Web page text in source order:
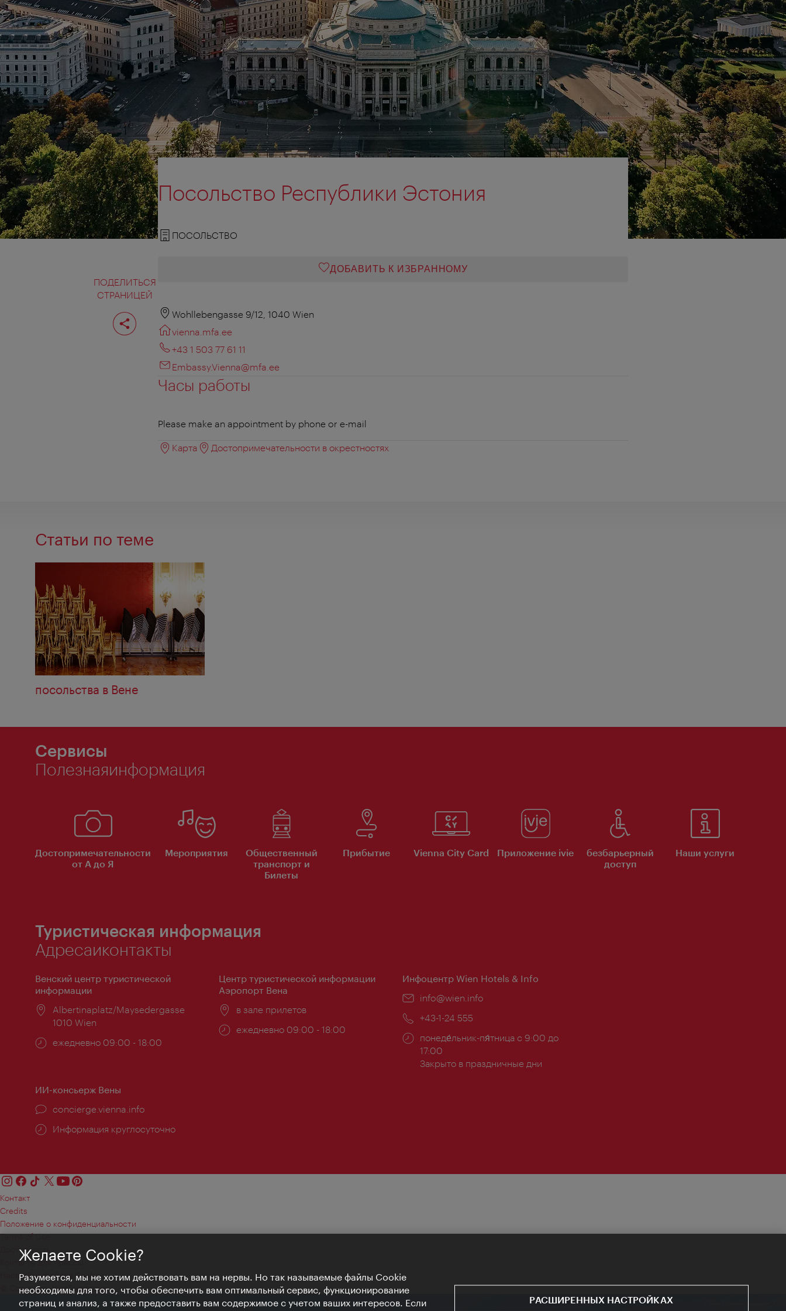
ПОДЕЛИТЬСЯ
СТРАНИЦЕЙ
Поделиться
страницей
Посольство Республики Эстония
ПОСОЛЬСТВО
ДОБАВИТЬ К ИЗБРАННОМУ
Wohllebengasse 9/12, 1040 Wien
vienna.mfa.ee
+43 1 503 77 61 11
Embassy.Vienna@mfa.ee
Часы работы
Please make an appointment by phone or e-mail
Карта Достопримечательности в окрестностях
Статьи по теме
посольства в Венe
Сервисы
Полезнаяинформация
Достопримечательности
от А до Я
Мероприятия
Общественный
транспорт и
Билеты
Прибытие Vienna City Card Приложение ivie
безбарьерный
доступ
Наши услуги
Туристическая информация
Адресаиконтакты
Венский центр туристической
информации
Расположение:
Albertinaplatz/Maysedergasse
1010 Wien
Часы
ежедневно 09:00 - 18:00
Центр туристической информации
Аэропорт Вена
Расположение:
в зале прилетов
Часы
ежедневно 09:00 - 18:00
Инфоцентр Wien Hotels & Info
Эл.
info@wien.info
Телефон:
+43-1-24 555
Часы
работы:
понеде́льник-пя́тница с 9:00 до
17:00
Закрыто в праздничные дни
ИИ-консьерж Вены
concierge.vienna.info
Информация круглосуточно
Контакт
Credits
Положение о конфиденциальности
Terms of Use
Доступность
Контакты для прессы
Настройки файлов Cookie
© Copyright WienTourismus
Желаете Cookie?
Разумеется, мы не хотим действовать вам на нервы. Но так называемые файлы Cookie
необходимы для того, чтобы обеспечить вам оптимальный сервис, функционирование
страниц и анализ, а также предоставить вам содержимое с учетом ваших интересов. Если
РАСШИРЕННЫХ НАСТРОЙКАХ